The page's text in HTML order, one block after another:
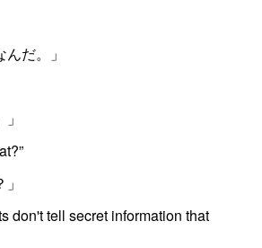
だ。」
don't tell secret information that